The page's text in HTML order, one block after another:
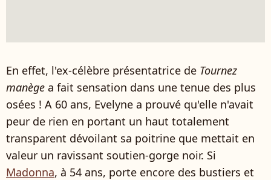
En effet, l'ex-célèbre présentatrice de Tournez
manège a fait sensation dans une tenue des plus
osées ! A 60 ans, Evelyne a prouvé qu'elle n'avait
peur de rien en portant un haut totalement
transparent dévoilant sa poitrine que mettait en
valeur un ravissant soutien-gorge noir. Si
Madonna, à 54 ans, porte encore des bustiers et